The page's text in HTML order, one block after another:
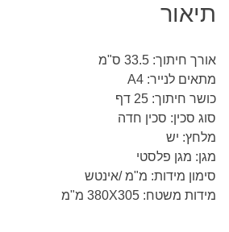
תיאור
אורך חיתוך: 33.5 ס"מ
מתאים לנייר: A4
כושר חיתוך: 25 דף
סוג סכין: סכין חדה
מלחץ: יש
מגן: מגן פלסטי
סימון מידות: מ"מ /אינטש
מידות משטח: 380X305 מ"מ